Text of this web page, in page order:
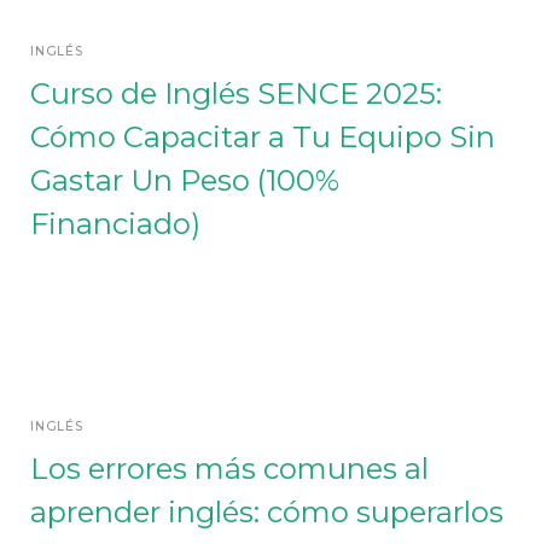
INGLÉS
Curso de Inglés SENCE 2025:
Cómo Capacitar a Tu Equipo Sin
Gastar Un Peso (100%
Financiado)
INGLÉS
Los errores más comunes al
aprender inglés: cómo superarlos